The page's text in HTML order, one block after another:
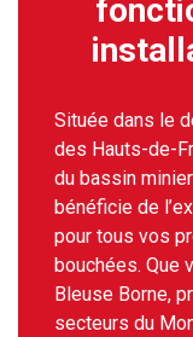
Située dans le
des Hauts-de-
du bassin
bénéficie de
pour tous vos
bouchées. Que
Bleuse Borne,
secteurs du